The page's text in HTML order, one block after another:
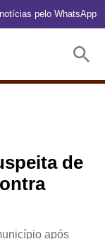
pelo WhatsApp
de
após